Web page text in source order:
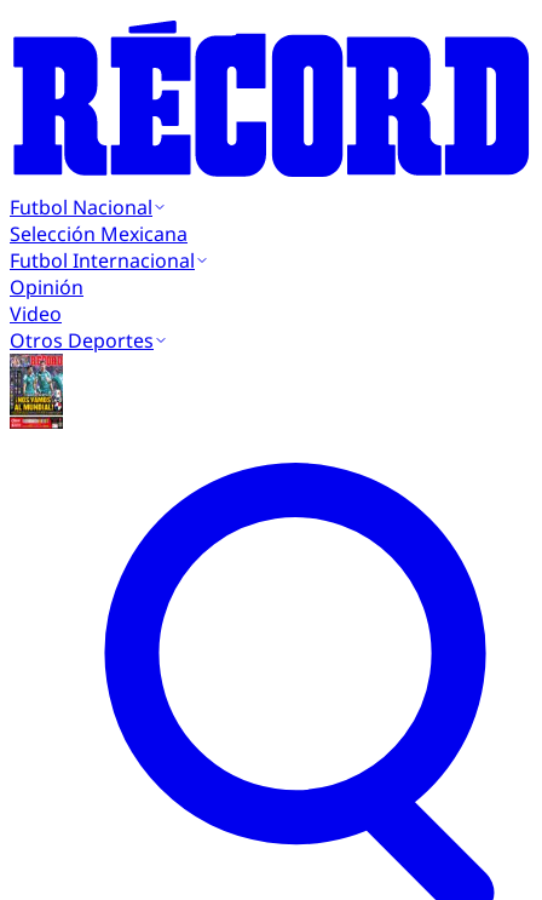
Futbol Nacional
Selección Mexicana
Futbol Internacional
Opinión
Video
Otros Deportes